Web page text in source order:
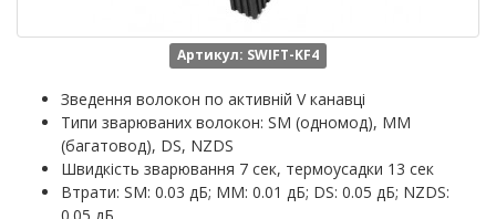
Артикул: SWIFT-KF4
Зведення волокон по активній V канавці
Типи зварюваних волокон: SM (одномод), MM
(багатовод), DS, NZDS
Швидкість зварювання 7 сек, термоусадки 13 сек
Втрати: SM: 0.03 дБ; MM: 0.01 дБ; DS: 0.05 дБ; NZDS: